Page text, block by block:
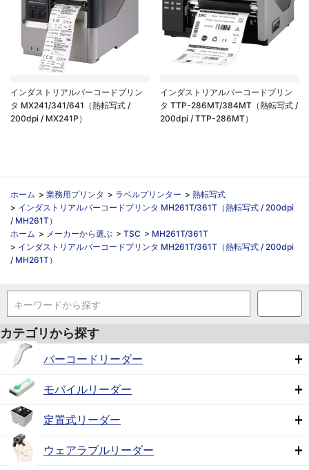
インダストリアルバーコードプリン
タ MX241/341/641（熱転写式 /
200dpi / MX241P）
インダストリアルバーコードプリン
タ TTP-286MT/384MT（熱転写式 /
200dpi / TTP-286MT）
ホーム > 業務用プリンタ > ラベルプリンター > 熱転写式
> インダストリアルバーコードプリンタ MH261T/361T（熱転写式 / 200dpi
/ MH261T）
ホーム > メーカーから選ぶ > TSC > MH261T/361T
> インダストリアルバーコードプリンタ MH261T/361T（熱転写式 / 200dpi
/ MH261T）
キーワードから探す
カテゴリから探す
バーコードリーダー
モバイルリーダー
定置式リーダー
ウェアラブルリーダー